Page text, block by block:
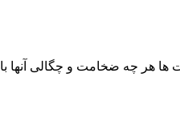
هر چه ضخامت و چگالی آنها